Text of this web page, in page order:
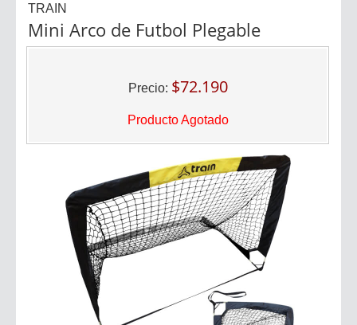
TRAIN
Mini Arco de Futbol Plegable
Precio: $72.190
Producto Agotado